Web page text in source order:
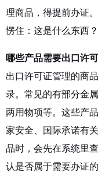
理商品，得提前办证
愣住：这是什么东西
哪些产品需要出口许
出口许可证管理的商
录。常见的有部分金
两用物项等。这些产
家安全、国际承诺有
品时，会先在系统里
认是否属于需要办证的